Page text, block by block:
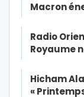
Macron
Radio
Royaume
Hicham
«